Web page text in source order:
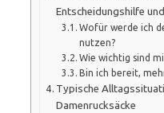
Entscheidungshilfe
Wofür werde ich
nutzen?
Wie wichtig sind
Bin ich bereit,
Typische
Damenrucksäcke